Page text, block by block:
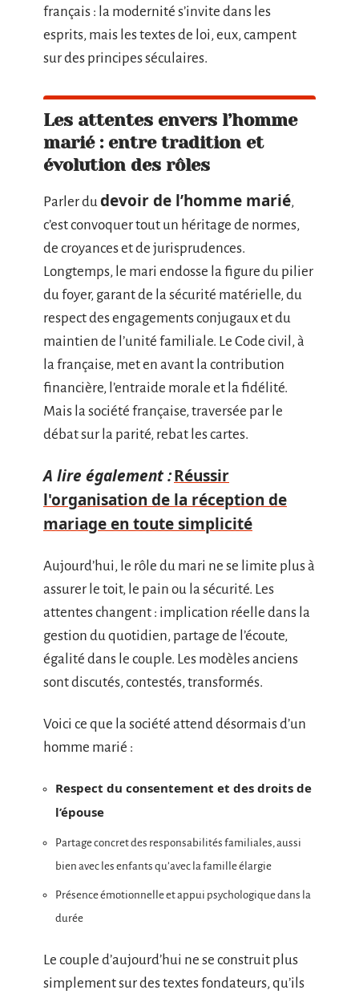
français : la modernité s’invite dans les
esprits, mais les textes de loi, eux, campent
sur des principes séculaires.
Les attentes envers l’homme
marié : entre tradition et
évolution des rôles
Parler dudevoir de l’homme marié,
c’est convoquer tout un héritage de normes,
de croyances et de jurisprudences.
Longtemps, le mari endosse la figure du pilier
du foyer, garant de la sécurité matérielle, du
respect des engagements conjugaux et du
maintien de l’unité familiale. Le Code civil, à
la française, met en avant la contribution
financière, l’entraide morale et la fidélité.
Mais la société française, traversée par le
débat sur la parité, rebat les cartes.
A lire également :Réussir
l'organisation de la réception de
mariage en toute simplicité
Aujourd’hui, le rôle du mari ne se limite plus à
assurer le toit, le pain ou la sécurité. Les
attentes changent : implication réelle dans la
gestion du quotidien, partage de l’écoute,
égalité dans le couple. Les modèles anciens
sont discutés, contestés, transformés.
Voici ce que la société attend désormais d’un
homme marié :
Respect du consentement et des droits de
l’épouse
Partage concret des responsabilités familiales, aussi
bien avec les enfants qu’avec la famille élargie
Présence émotionnelle et appui psychologique dans la
durée
Le couple d’aujourd’hui ne se construit plus
simplement sur des textes fondateurs, qu’ils